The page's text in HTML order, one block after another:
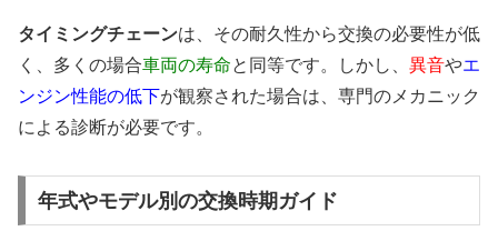
タイミングチェーンは、その耐久性から交換の必要性が低
く、多くの場合車両の寿命と同等です。しかし、 異音やエ
ンジン性能の低下が観察された場合は、専門のメカニック
による診断が必要です。
年式やモデル別の交換時期ガイド